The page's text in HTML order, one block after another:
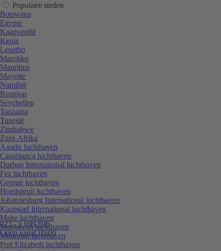
023 - 5 699 696
Open vanaf 09:00
Populaire steden
Botswana
Egypte
Kaapverdië
Kenia
Lesotho
Marokko
Mauritius
Mayotte
Namibië
Reunion
Seychellen
Tanzania
Tunesië
Zimbabwe
Zuid-Afrika
Agadir luchthaven
Casablanca luchthaven
Durban International luchthaven
Fez luchthaven
George luchthaven
Hoedspruit luchthaven
Johannesburg International luchthaven
Kaapstad International luchthaven
Mahe luchthaven
Marrakesh luchthaven
Mauritius luchthaven
Port Elizabeth luchthaven